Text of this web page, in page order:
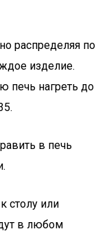
распределяя по
изделие.
печь нагреть до
в печь
столу или
в любом